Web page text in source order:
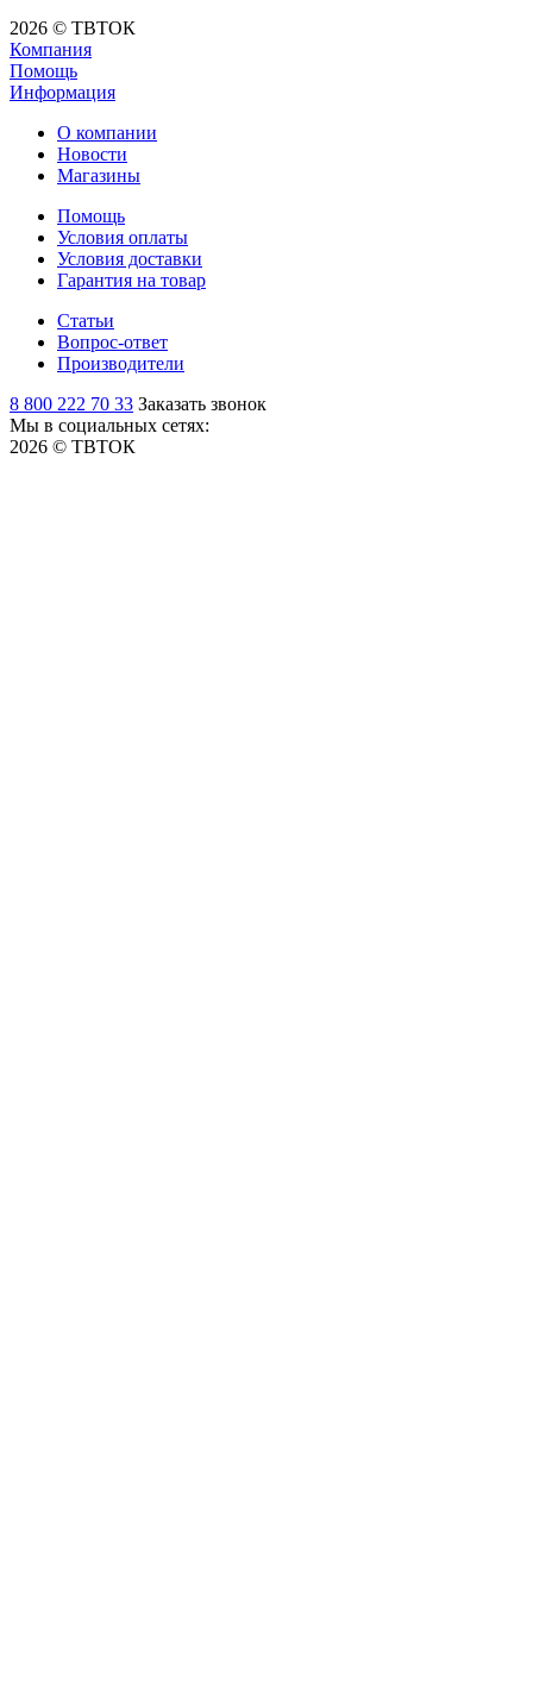
2026 © ТВТОК
Компания
Помощь
Информация
О компании
Новости
Магазины
Помощь
Условия оплаты
Условия доставки
Гарантия на товар
Статьи
Вопрос-ответ
Производители
8 800 222 70 33 Заказать звонок
Мы в социальных сетях:
2026 © ТВТОК